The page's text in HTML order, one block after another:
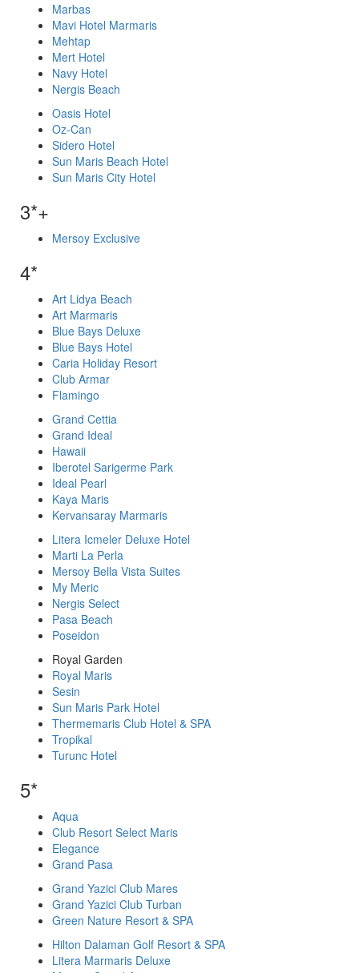
Marbas
Mavi Hotel Marmaris
Mehtap
Mert Hotel
Navy Hotel
Nergis Beach
Oasis Hotel
Oz-Can
Sidero Hotel
Sun Maris Beach Hotel
Sun Maris City Hotel
3*+
Mersoy Exclusive
4*
Art Lidya Beach
Art Marmaris
Blue Bays Deluxe
Blue Bays Hotel
Caria Holiday Resort
Club Armar
Flamingo
Grand Cettia
Grand Ideal
Hawaii
Iberotel Sarigerme Park
Ideal Pearl
Kaya Maris
Kervansaray Marmaris
Litera Icmeler Deluxe Hotel
Marti La Perla
Mersoy Bella Vista Suites
My Meric
Nergis Select
Pasa Beach
Poseidon
Royal Garden
Royal Maris
Sesin
Sun Maris Park Hotel
Thermemaris Club Hotel & SPA
Tropikal
Turunc Hotel
5*
Aqua
Club Resort Select Maris
Elegance
Grand Pasa
Grand Yazici Club Mares
Grand Yazici Club Turban
Green Nature Resort & SPA
Hilton Dalaman Golf Resort & SPA
Litera Marmaris Deluxe